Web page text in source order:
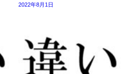
2022年8月1日